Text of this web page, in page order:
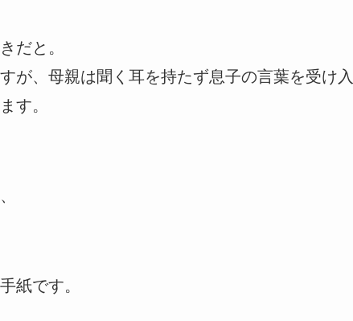
だと。
が、母親は聞く耳を持たず息子の言葉を受け入
す。
紙です。